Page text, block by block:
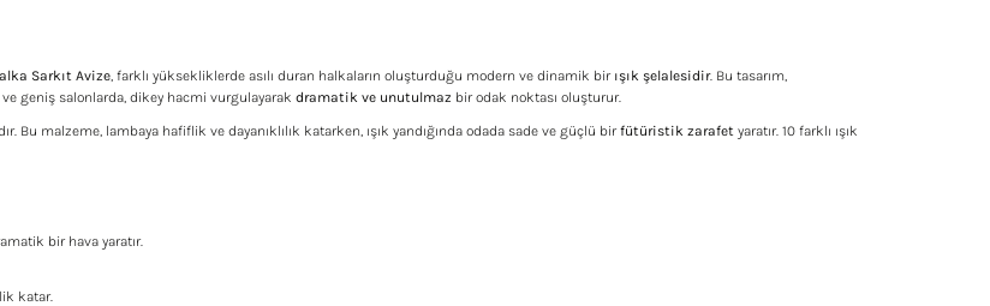
Sarkıt Avize, farklı yüksekliklerde asılı duran halkaların oluşturduğu modern ve dinamik bir ışık şelalesidir. Bu tasarım,
ve geniş salonlarda, dikey hacmi vurgulayarak dramatik ve unutulmaz bir odak noktası oluşturur.
Bu malzeme, lambaya hafiflik ve dayanıklılık katarken, ışık yandığında odada sade ve güçlü birfütüristik zarafet yaratır. 10 farklı ışık
bir hava yaratır.
katar.